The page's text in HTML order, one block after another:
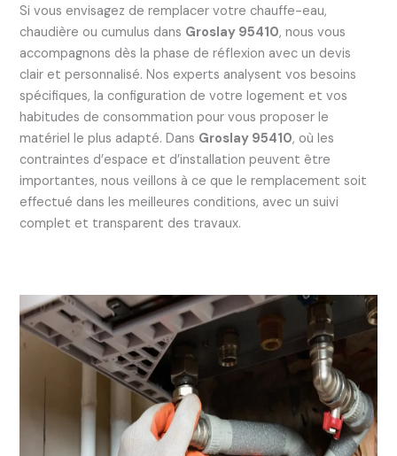
Si vous envisagez de remplacer votre chauffe-eau,
chaudière ou cumulus dans Groslay 95410, nous vous
accompagnons dès la phase de réflexion avec un devis
clair et personnalisé. Nos experts analysent vos besoins
spécifiques, la configuration de votre logement et vos
habitudes de consommation pour vous proposer le
matériel le plus adapté. Dans Groslay 95410, où les
contraintes d’espace et d’installation peuvent être
importantes, nous veillons à ce que le remplacement soit
effectué dans les meilleures conditions, avec un suivi
complet et transparent des travaux.